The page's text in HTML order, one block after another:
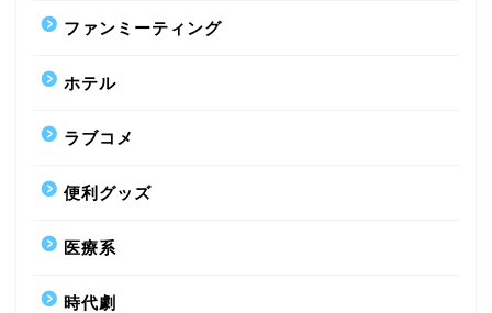
ファンミーティング
ホテル
ラブコメ
便利グッズ
医療系
時代劇